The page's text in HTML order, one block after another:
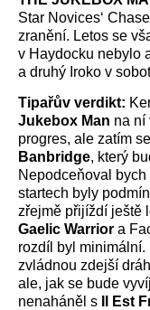
Star Novices‘
zranění. Letos se
v Haydocku nebylo
a druhý Iroko v
Tipařův verdikt:
Jukebox Man na ní
progres, ale zatím
Banbridge, který
Nepodceňoval
startech byly
zřejmě přijíždí ještě
Gaelic Warrior a
rozdíl byl minimální.
zvládnou zdejší
ale, jak se bude
nenaháněl s
Il Est